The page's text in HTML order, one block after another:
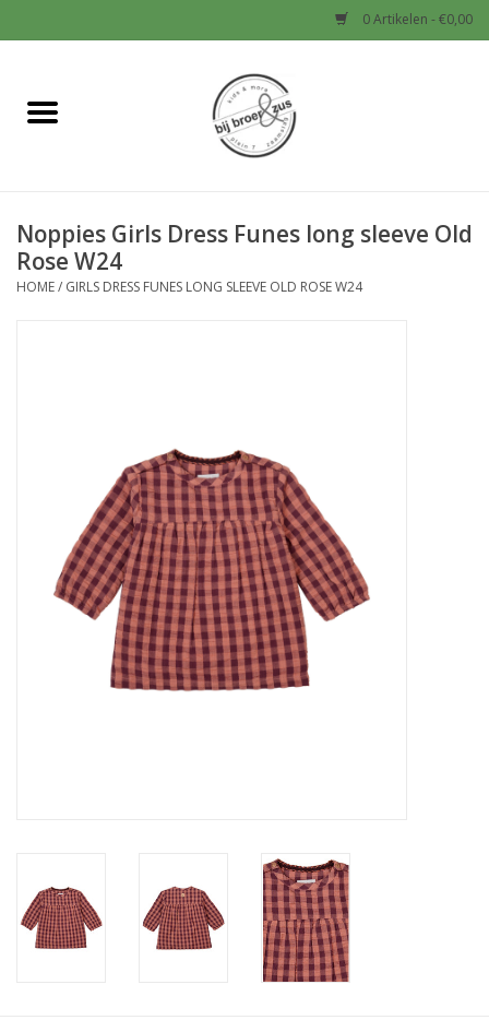
0 Artikelen - €0,00
Home
Baby
Jongens
Schoenen en Tassen
Speelgoed
Cadeaubonnen
Noppies Girls Dress Funes long sleeve Old
Rose W24
HOME/ GIRLS DRESS FUNES LONG SLEEVE OLD ROSE W24